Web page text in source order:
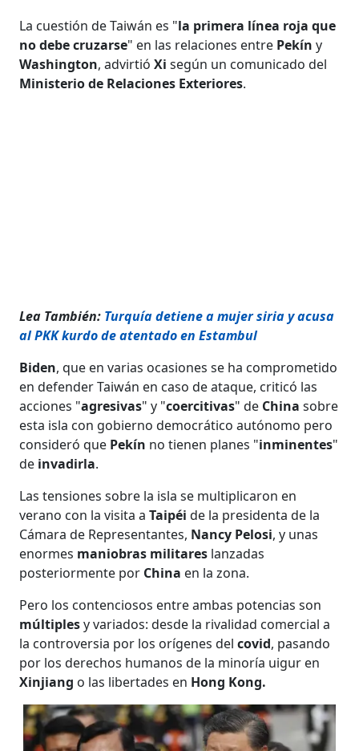
La cuestión de Taiwán es "la primera línea roja que
no debe cruzarse" en las relaciones entre Pekín y
Washington, advirtióXi según un comunicado del
Ministerio de Relaciones Exteriores.
Lea También: Turquía detiene a mujer siria y acusa
al PKK kurdo de atentado en Estambul
Biden, que en varias ocasiones se ha comprometido
en defender Taiwán en caso de ataque, criticó las
acciones "agresivas" y "coercitivas" de China sobre
esta isla con gobierno democrático autónomo pero
consideró que Pekín no tienen planes "inminentes"
de invadirla.
Las tensiones sobre la isla se multiplicaron en
verano con la visita aTaipéide la presidenta de la
Cámara de Representantes, Nancy Pelosi, y unas
enormes maniobras militares lanzadas
posteriormente por China en la zona.
Pero los contenciosos entre ambas potencias son
múltiplesy variados: desde la rivalidad comercial a
la controversia por los orígenes delcovid, pasando
por los derechos humanos de la minoría uigur en
Xinjiang o las libertades en Hong Kong.